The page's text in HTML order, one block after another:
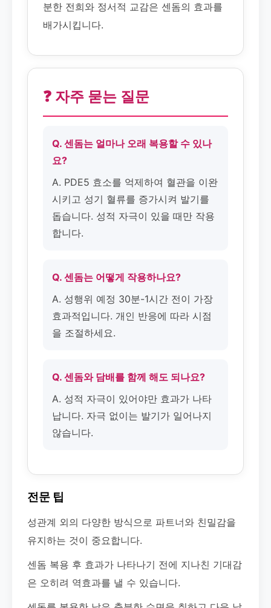
분한 전희와 정서적 교감은 센돔의 효과를
배가시킵니다.
❓ 자주 묻는 질문
Q. 센돔는 얼마나 오래 복용할 수 있나
요?
A. PDE5 효소를 억제하여 혈관을 이완
시키고 성기 혈류를 증가시켜 발기를
돕습니다. 성적 자극이 있을 때만 작용
합니다.
Q. 센돔는 어떻게 작용하나요?
A. 성행위 예정 30분-1시간 전이 가장
효과적입니다. 개인 반응에 따라 시점
을 조절하세요.
Q. 센돔와 담배를 함께 해도 되나요?
A. 성적 자극이 있어야만 효과가 나타
납니다. 자극 없이는 발기가 일어나지
않습니다.
전문 팁
성관계 외의 다양한 방식으로 파트너와 친밀감을
유지하는 것이 중요합니다.
센돔 복용 후 효과가 나타나기 전에 지나친 기대감
은 오히려 역효과를 낼 수 있습니다.